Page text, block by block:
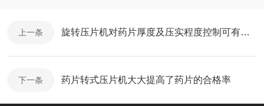
上一条 旋转压片机对药片厚度及压实程度控制可有一套了
下一条 药片转式压片机大大提高了药片的合格率